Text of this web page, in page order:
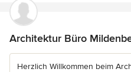
Architektur Büro
Herzlich Willkommen beim